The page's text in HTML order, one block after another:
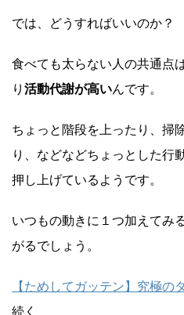
では、どうすればいいのか？
食べても太らない人の共通点
り 活動代謝が高いんです。
ちょっと階段を上ったり、掃
り、などなどちょっとした行
押し上げているようです。
いつもの動きに１つ加えてみ
がるでしょう。
【ためしてガッテン】究極の
続く